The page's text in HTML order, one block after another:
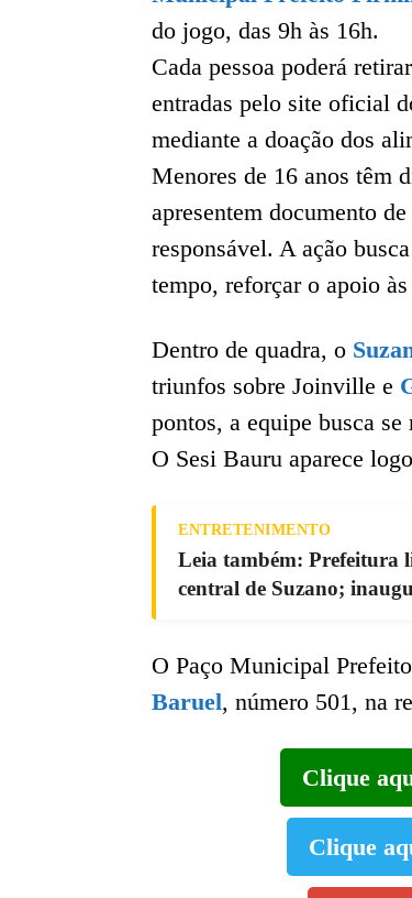
do jogo, das 9h às 16h.
Cada pessoa poderá
entradas pelo site oficial
mediante a doação dos
Menores de 16 anos têm
apresentem documento
responsável. A ação
tempo, reforçar o apoio
Dentro de quadra, o
triunfos sobre Joinville e
pontos, a equipe busca
O Sesi Bauru aparece
ENTRETENIMENTO
Leia também: Prefeitura
central de Suzano;
O Paço Municipal
Baruel, número 501, na
Clique
Clique